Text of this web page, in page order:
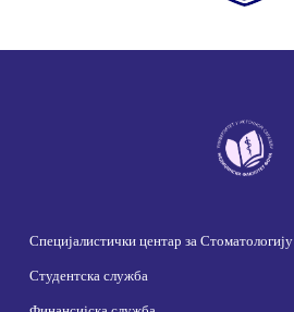
Специјалистички центар за Стоматологију
Студентска служба